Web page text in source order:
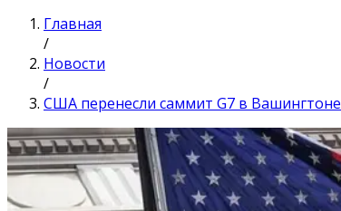
Главная
/
Новости
/
США перенесли саммит G7 в Вашингтоне